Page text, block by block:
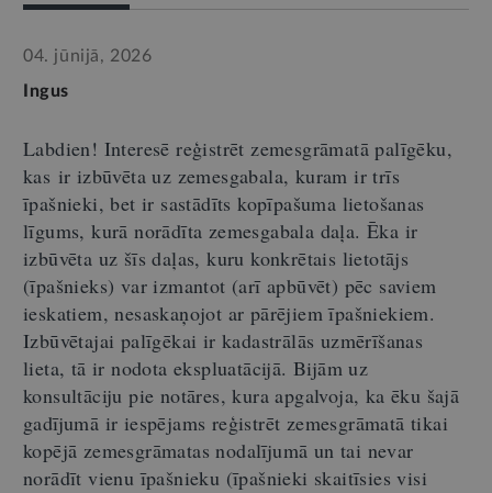
04. jūnijā, 2026
Ingus
Labdien! Interesē reģistrēt zemesgrāmatā palīgēku,
kas ir izbūvēta uz zemesgabala, kuram ir trīs
īpašnieki, bet ir sastādīts kopīpašuma lietošanas
līgums, kurā norādīta zemesgabala daļa. Ēka ir
izbūvēta uz šīs daļas, kuru konkrētais lietotājs
(īpašnieks) var izmantot (arī apbūvēt) pēc saviem
ieskatiem, nesaskaņojot ar pārējiem īpašniekiem.
Izbūvētajai palīgēkai ir kadastrālās uzmērīšanas
lieta, tā ir nodota ekspluatācijā. Bijām uz
konsultāciju pie notāres, kura apgalvoja, ka ēku šajā
gadījumā ir iespējams reģistrēt zemesgrāmatā tikai
kopējā zemesgrāmatas nodalījumā un tai nevar
norādīt vienu īpašnieku (īpašnieki skaitīsies visi